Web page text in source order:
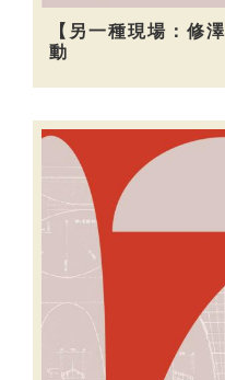
【另一種現場：修
動